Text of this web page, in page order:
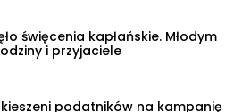
święcenia kapłańskie. Młodym
i przyjaciele
kieszeni podatników na kampanię